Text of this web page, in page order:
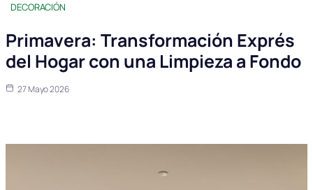
DECORACIÓN
Primavera: Transformación Exprés
del Hogar con una Limpieza a Fondo
27 Mayo 2026